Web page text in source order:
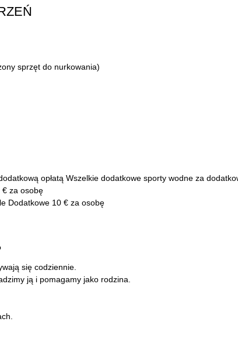
sprzęt do nurkowania)
opłatą Wszelkie dodatkowe sporty wodne za
€ za osobę
Dodatkowe 10 € za osobę
się codziennie.
ją i pomagamy jako rodzina.